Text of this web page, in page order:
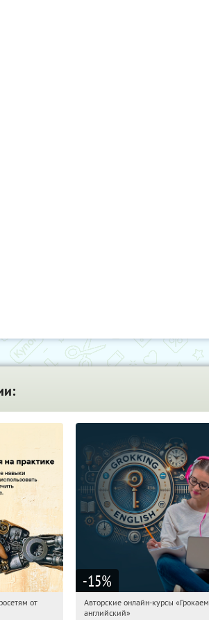
Получили:
от
-15%
03:51:04 Получили:
Авторские онлайн-курсы «Грокаем
английский»